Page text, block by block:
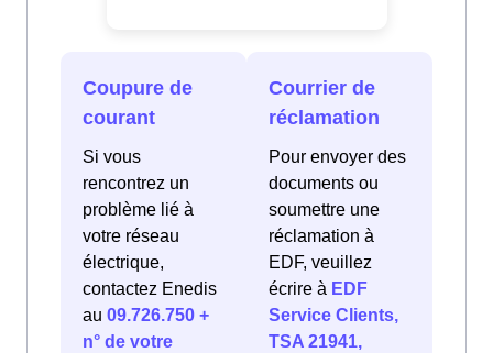
Coupure de
courant
Si vous
rencontrez un
problème lié à
votre réseau
électrique,
contactez Enedis
au 09.726.750 +
n° de votre
Courrier de
réclamation
Pour envoyer des
documents ou
soumettre une
réclamation à
EDF, veuillez
écrire à EDF
Service Clients,
TSA 21941,